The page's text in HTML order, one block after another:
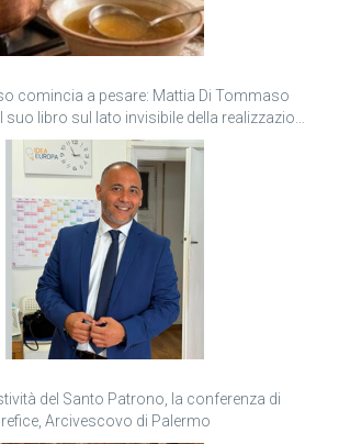
comincia a pesare: Mattia Di Tommaso
suo libro sul lato invisibile della realizzazione
del Santo Patrono, la conferenza di
Arcivescovo di Palermo